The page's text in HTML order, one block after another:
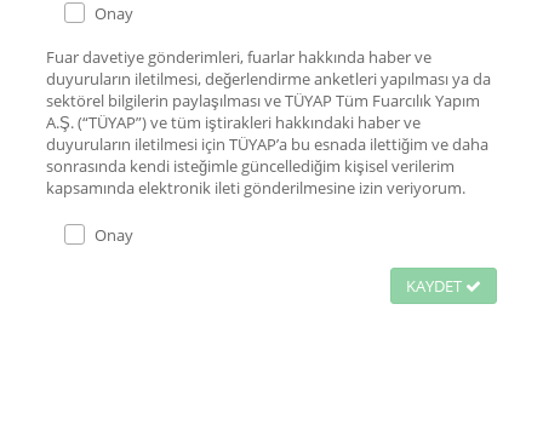
Onay
Fuar davetiye gönderimleri, fuarlar hakkında haber ve
duyuruların iletilmesi, değerlendirme anketleri yapılması ya da
sektörel bilgilerin paylaşılması ve TÜYAP Tüm Fuarcılık Yapım
A.Ş. (“TÜYAP”) ve tüm iştirakleri hakkındaki haber ve
duyuruların iletilmesi için TÜYAP’a bu esnada ilettiğim ve daha
sonrasında kendi isteğimle güncellediğim kişisel verilerim
kapsamında elektronik ileti gönderilmesine izin veriyorum.
Onay
KAYDET